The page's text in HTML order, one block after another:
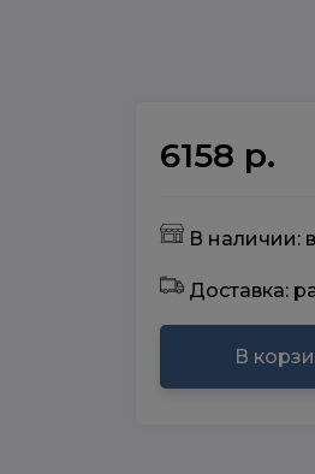
6158 р.
В наличии:
Доставка:
В